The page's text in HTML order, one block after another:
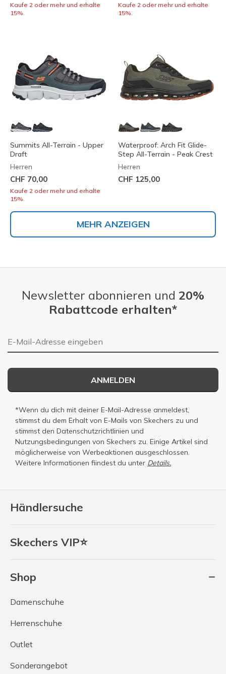
Kaufe 2 oder mehr und erhalte
15%.
Kaufe 2 oder mehr und erhalte
15%.
Summits All-Terrain - Upper
Draft
Herren
CHF 70,00
Kaufe 2 oder mehr und erhalte
15%.
Waterproof: Arch Fit Glide-
Step All-Terrain - Peak Crest
Herren
CHF 125,00
MEHR ANZEIGEN
Händlersuche
Skechers VIP⭐
Shop
Damenschuhe
Herrenschuhe
Outlet
Sonderangebot
Newsletter abonnieren und 20%
Rabattcode erhalten*
E-Mail-Adresse
ANMELDEN
*Wenn du dich mit deiner E-Mail-Adresse anmeldest,
stimmst du dem Erhalt von E-Mails von Skechers zu und
stimmst den Datenschutzrichtlinien und
Nutzungsbedingungen von Skechers zu. Einige Artikel sind
möglicherweise von Werbeaktionen ausgeschlossen.
Weitere Informationen fiindest du unter Details.